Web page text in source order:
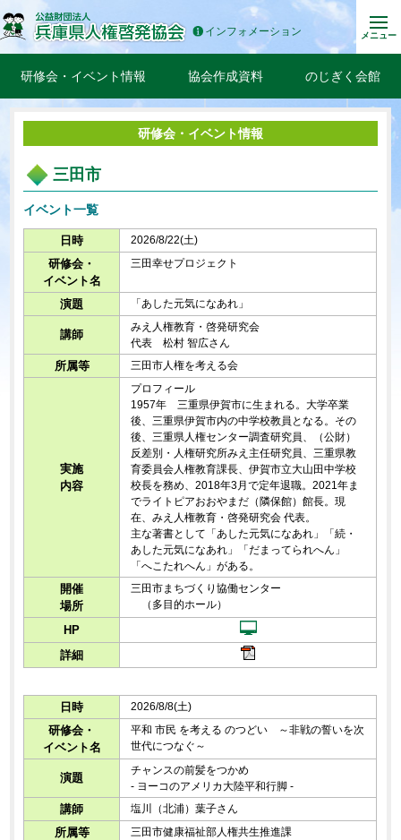
インフォメーション メニュー
研修会・イベント情報 協会作成資料 のじぎく会館
研修会・イベント情報
三田市
イベント一覧
日時 2026/8/22(土)
研修会・
イベント名
三田幸せプロジェクト
演題 「あした元気になあれ」
講師
みえ人権教育・啓発研究会
代表 松村 智広さん
所属等 三田市人権を考える会
実施
内容
プロフィール
1957年 三重県伊賀市に生まれる。大学卒業
後、三重県伊賀市内の中学校教員となる。その
後、三重県人権センター調査研究員、（公財）
反差別・人権研究所みえ主任研究員、三重県教
育委員会人権教育課長、伊賀市立大山田中学校
校長を務め、2018年3月で定年退職。2021年ま
でライトピアおおやまだ（隣保館）館長。現
在、みえ人権教育・啓発研究会 代表。
主な著書として「あした元気になあれ」「続・
あした元気になあれ」「だまってられへん」
「へこたれへん」がある。
開催
場所
三田市まちづくり協働センター
（多目的ホール）
HP
詳細
日時 2026/8/8(土)
研修会・
イベント名
平和 市民 を考える のつどい ～非戦の誓いを次
世代につなぐ～
演題
チャンスの前髪をつかめ
- ヨーコのアメリカ大陸平和行脚 -
講師 塩川（北浦）葉子さん
所属等 三田市健康福祉部人権共生推進課